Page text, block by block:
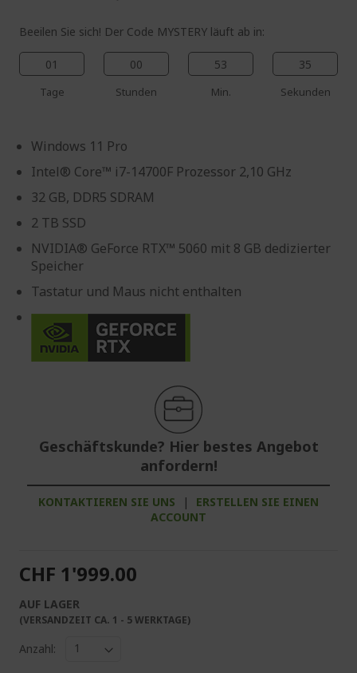
Beeilen Sie sich! Der Code MYSTERY läuft ab in:
01
Tage
00
Stunden
53
Min.
34
Sekunden
Windows 11 Pro
Intel® Core™ i7-14700F Prozessor 2,10 GHz
32 GB, DDR5 SDRAM
2 TB SSD
NVIDIA® GeForce RTX™ 5060 mit 8 GB dedizierter
Speicher
Tastatur und Maus nicht enthalten
Geschäftskunde? Hier bestes Angebot
anfordern!
KONTAKTIEREN SIE UNS |
ERSTELLEN SIE EINEN
ACCOUNT
CHF 1'999.00
AUF LAGER
(VERSANDZEIT CA. 1 - 5 WERKTAGE)
Anzahl: